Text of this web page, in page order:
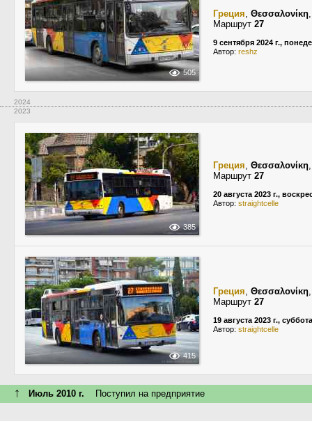
505
Греция, Θεσσαλονίκη
Маршрут 27
9 сентября 2024 г.,
Автор: reshz
2024
2023
385
Греция, Θεσσαλονίκη
Маршрут 27
20 августа 2023 г.,
Автор: straightcelle
415
Греция, Θεσσαλονίκη
Маршрут 27
19 августа 2023 г., суббота
Автор: straightcelle
↑ Июль 2010 г. Поступил на предприятие